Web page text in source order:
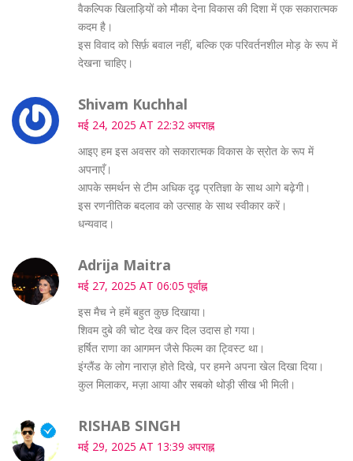
वैकल्पिक खिलाड़ियों को मौका देना विकास की दिशा में एक सकारात्मक
कदम है।
इस विवाद को सिर्फ़ बवाल नहीं, बल्कि एक परिवर्तनशील मोड़ के रूप में
देखना चाहिए।
Shivam Kuchhal
मई 24, 2025 AT 22:32 अपराह्न
आइए हम इस अवसर को सकारात्मक विकास के स्रोत के रूप में
अपनाएँ।
आपके समर्थन से टीम अधिक दृढ़ प्रतिज्ञा के साथ आगे बढ़ेगी।
इस रणनीतिक बदलाव को उत्साह के साथ स्वीकार करें।
धन्यवाद।
Adrija Maitra
मई 27, 2025 AT 06:05 पूर्वाह्न
इस मैच ने हमें बहुत कुछ दिखाया।
शिवम दुबे की चोट देख कर दिल उदास हो गया।
हर्षित राणा का आगमन जैसे फिल्म का ट्विस्ट था।
इंग्लैंड के लोग नाराज़ होते दिखे, पर हमने अपना खेल दिखा दिया।
कुल मिलाकर, मज़ा आया और सबको थोड़ी सीख भी मिली।
RISHAB SINGH
मई 29, 2025 AT 13:39 अपराह्न